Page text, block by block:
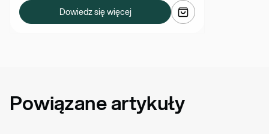
Dowiedz się więcej
Powiązane artykuły